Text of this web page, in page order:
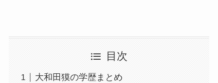
目次
大和田獏の学歴まとめ